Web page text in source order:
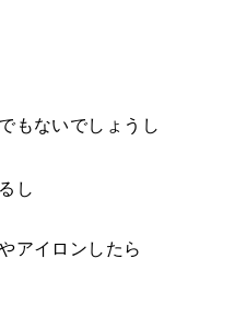
もないでしょうし
し
アイロンしたら